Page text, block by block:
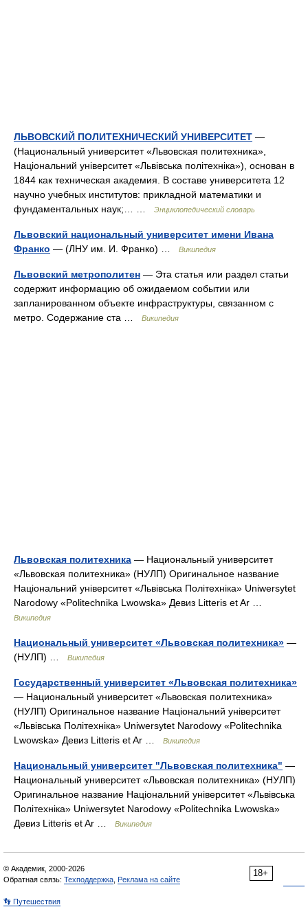
ЛЬВОВСКИЙ ПОЛИТЕХНИЧЕСКИЙ УНИВЕРСИТЕТ —
(Национальный университет «Львовская политехника»,
Національний університет «Львівська політехніка»), основан в
1844 как техническая академия. В составе университета 12
научно учебных институтов: прикладной математики и
фундаментальных наук;… …
Энциклопедический словарь
Львовский национальный университет имени Ивана
Франко — (ЛНУ им. И. Франко) … Википедия
Львовский метрополитен — Эта статья или раздел статьи
содержит информацию об ожидаемом событии или
запланированном объекте инфраструктуры, связанном с
метро. Содержание ста …
Википедия
Львовская политехника — Национальный университет
«Львовская политехника» (НУЛП) Оригинальное название
Національний університет «Львівська Політехніка» Uniwersytet
Narodowy «Politechnika Lwowska» Девиз Litteris et Ar …
Википедия
Национальный университет «Львовская политехника» —
(НУЛП) …
Википедия
Государственный университет «Львовская политехника»
— Национальный университет «Львовская политехника»
(НУЛП) Оригинальное название Національний університет
«Львівська Політехніка» Uniwersytet Narodowy «Politechnika
Lwowska» Девиз Litteris et Ar …
Википедия
Национальный университет "Львовская политехника" —
Национальный университет «Львовская политехника» (НУЛП)
Оригинальное название Національний університет «Львівська
Політехніка» Uniwersytet Narodowy «Politechnika Lwowska»
Девиз Litteris et Ar …
Википедия
18+
© Академик, 2000-2026
Обратная связь: Техподдержка Реклама на сайте
👣 Путешествия